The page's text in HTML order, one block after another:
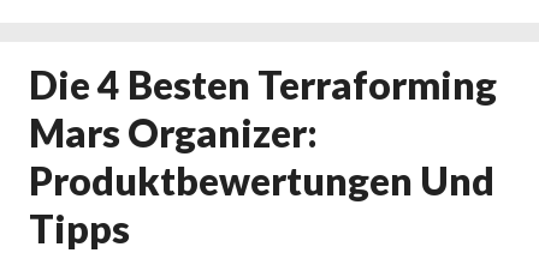
Die 4 Besten Terraforming
Mars Organizer:
Produktbewertungen Und
Tipps